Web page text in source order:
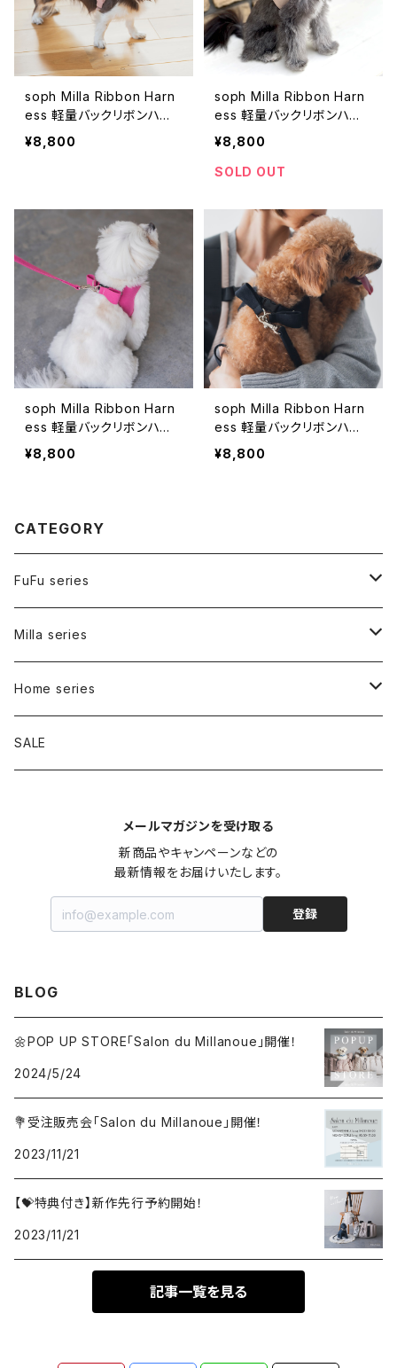
soph Milla Ribbon Harn
ess 軽量バックリボンハー
ネス ピンク ーMilla seri
es-
¥8,800
soph Milla Ribbon Harn
ess 軽量バックリボンハー
ネス ベージュ ーMilla s
eries-
¥8,800
SOLD OUT
soph Milla Ribbon Harn
ess 軽量バックリボンハー
ネス ラズベリーピンク
ーMilla series-
¥8,800
soph Milla Ribbon Harn
ess 軽量バックリボンハー
ネス ブラック ーMilla s
eries-
¥8,800
CATEGORY
FuFu series
Carry bag
Inner bag
Milla series
Carry bag
Walk bag
Harness
Ribbon harness
Set item
Pouch
Set item
Home series
Bed
SALE
メールマガジンを受け取る
新商品やキャンペーンなどの
最新情報をお届けいたします。
登録
BLOG
🌼POP UP STORE「Salon du Millanoue」開催！
2024/5/24
💐受注販売会「Salon du Millanoue」開催！
2023/11/21
【💝特典付き】新作先行予約開始！
2023/11/21
記事一覧を見る